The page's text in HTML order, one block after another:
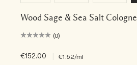
Wood Sage & Sea Salt Cologne
(0)
€152.00 €1.52/ml